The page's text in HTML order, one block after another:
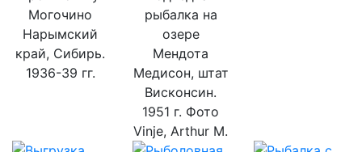
Могочино
Нарымский
край, Сибирь.
1936-39 гг.
рыбалка на
озере
Мендота
Медисон, штат
Висконсин.
1951 г. Фото
Vinje, Arthur M.